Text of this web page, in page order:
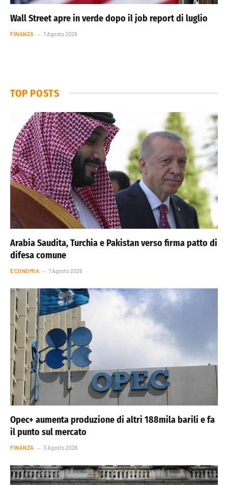
Wall Street apre in verde dopo il job report di luglio
FINANZA 7 Agosto 2026
TOP POSTS
Arabia Saudita, Turchia e Pakistan verso firma patto di
difesa comune
ECONOMIA 7 Agosto 2026
Opec+ aumenta produzione di altri 188mila barili e fa
il punto sul mercato
FINANZA 3 Agosto 2026